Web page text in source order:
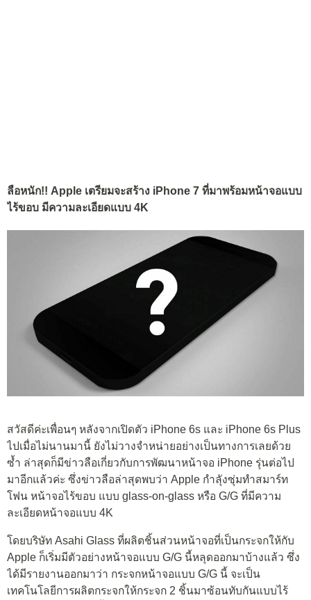
ลือหนัก!! Apple เตรียมจะสร้าง iPhone 7 ที่มาพร้อมหน้าจอแบบ
ไร้ขอบ มีความละเอียดแบบ 4K
สวัสดีค่ะเพื่อนๆ หลังจากเปิดตัว iPhone 6s และ iPhone 6s Plus
ไปเมื่อไม่นานมานี้ ยังไม่วางจำหน่ายอย่างเป็นทางการเลยด้วย
ซ้ำ ล่าสุดก็มีข่าวลือเกี่ยวกับการพัฒนาหน้าจอ iPhone รุ่นต่อไป
มาอีกแล้วค่ะ ซึ่งข่าวลือล่าสุดพบว่า Apple กำลุังซุ่มทำสมาร์ท
โฟน หน้าจอไร้ขอบ แบบ glass-on-glass หรือ G/G ที่มีความ
ละเอียดหน้าจอแบบ 4K
โดยบริษัท Asahi Glass ที่ผลิตชิ้นส่วนหน้าจอที่เป็นกระจกให้กับ
Apple ก็เริ่มมีตัวอย่างหน้าจอแบบ G/G นี้หลุดออกมาบ้างแล้ว ซึ่ง
ได้มีรายงานออกมาว่า กระจกหน้าจอแบบ G/G นี้ จะเป็น
เทคโนโลยีการผลิตกระจกให้กระจก 2 ชิ้นมาซ้อนทับกันแบบไร้